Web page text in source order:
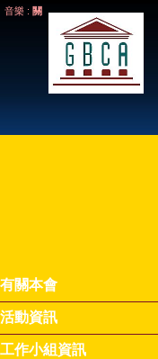
音樂 : 關
有關本會
活動資訊
工作小組資訊